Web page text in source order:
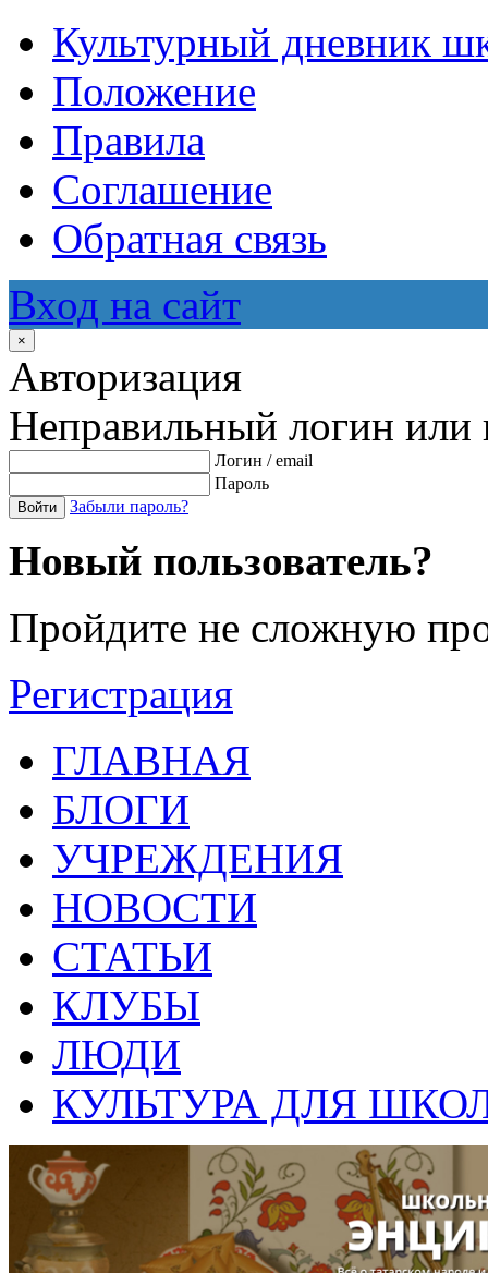
Культурный дневник
Положение
Правила
Соглашение
Обратная связь
Вход на сайт
×
Авторизация
Неправильный логин или
Логин / email
Пароль
Войти Забыли пароль?
Новый пользователь?
Пройдите не сложную
Регистрация
ГЛАВНАЯ
БЛОГИ
УЧРЕЖДЕНИЯ
НОВОСТИ
СТАТЬИ
КЛУБЫ
ЛЮДИ
КУЛЬТУРА ДЛЯ